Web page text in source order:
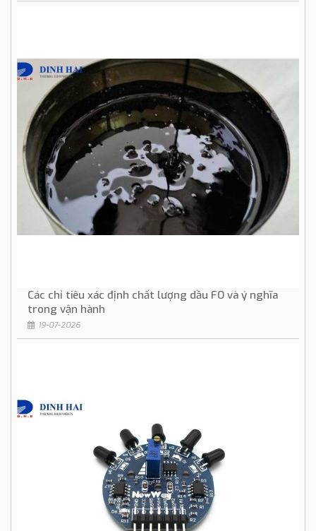
Các chỉ tiêu xác định chất lượng dầu FO và ý nghĩa
trong vận hành
19-07-2026